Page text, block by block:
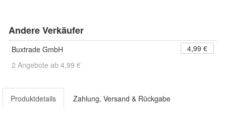
Andere Verkäufer
Buxtrade GmbH
4,99 €
2 Angebote ab 4,99 €
Produktdetails Zahlung, Versand & Rückgabe